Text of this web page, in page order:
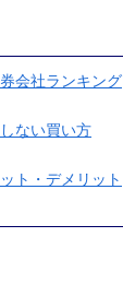
会社ランキング
ない買い方
ト・デメリット